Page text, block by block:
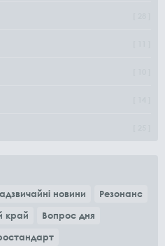
новини
Резонанс
край
Вопрос дня